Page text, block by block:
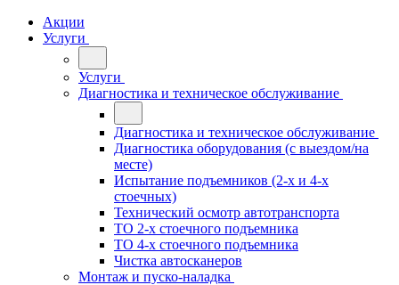
Акции
Услуги
Услуги
Диагностика и техническое обслуживание
Диагностика и техническое обслуживание
Диагностика оборудования (с выездом/на
месте)
Испытание подъемников (2-х и 4-х
стоечных)
Технический осмотр автотранспорта
ТО 2-х стоечного подъемника
ТО 4-х стоечного подъемника
Чистка автосканеров
Монтаж и пуско-наладка